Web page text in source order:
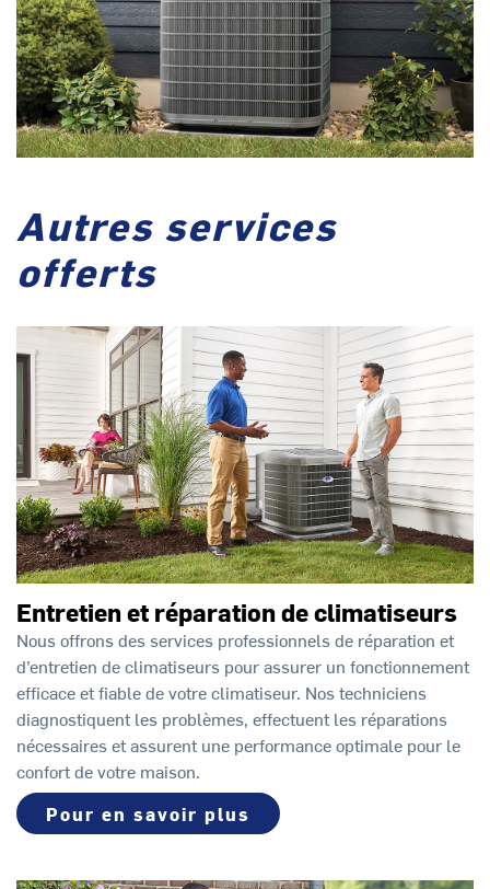
Autres services
offerts
Entretien et réparation de climatiseurs
Nous offrons des services professionnels de réparation et
d’entretien de climatiseurs pour assurer un fonctionnement
efficace et fiable de votre climatiseur. Nos techniciens
diagnostiquent les problèmes, effectuent les réparations
nécessaires et assurent une performance optimale pour le
confort de votre maison.
Pour en savoir plus